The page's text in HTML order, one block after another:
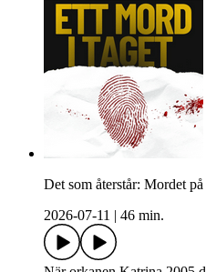
Det som återstår: Mordet
2026-07-11
46 min.